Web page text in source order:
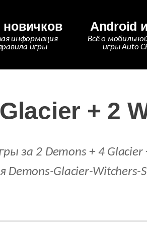
информация
игры
Android
Всё о
игры Auto
+ 2
за 2 Demons + 4 Glacier
Glacier-